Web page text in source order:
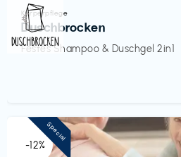
Körperpflege
Duschbrocken
Festes Shampoo & Duschgel 2in1
€‎
-12%
Special